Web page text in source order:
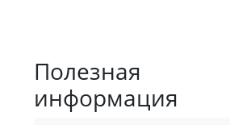
Полезная
информация